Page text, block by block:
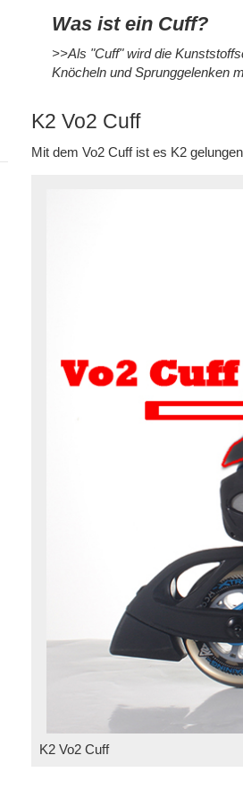
Was ist ein Cuff?
>>Als "Cuff" wird die
Knöcheln und Sprunggelenken
K2 Vo2 Cuff
Mit dem Vo2 Cuff ist es K2
K2 Vo2 Cuff